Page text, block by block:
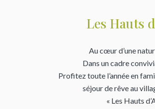
Les Hauts
Au cœur d’une
Dans un cadre
Profitez toute l’année en
séjour de rêve au
« Les Hauts